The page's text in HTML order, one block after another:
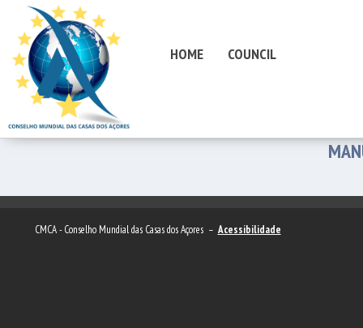
HOME COUNCIL
CMCA - Conselho Mundial das Casas dos Açores – Acessibilidade